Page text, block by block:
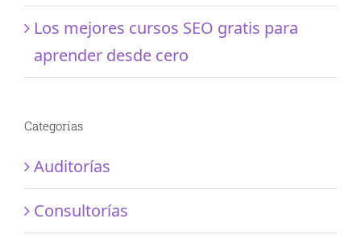
Los mejores cursos SEO gratis para
aprender desde cero
Categorías
Auditorías
Consultorías